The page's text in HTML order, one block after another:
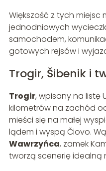
Większość z tych
jednodniowych
samochodem,
gotowych rejsów i
Trogir, Šibenik i
Trogir, wpisany na listę
kilometrów na zachód
mieści się na małej
lądem i wyspą Čiovo.
Wawrzyńca, zamek
tworzą scenerię idealną